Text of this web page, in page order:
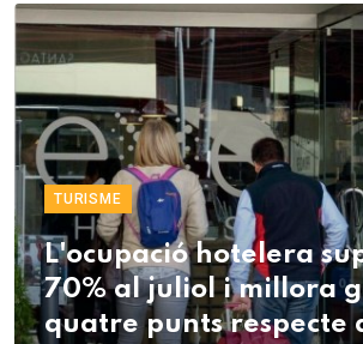
TURISME
L'ocupació hotelera
70% al juliol i millora
quatre punts respecte